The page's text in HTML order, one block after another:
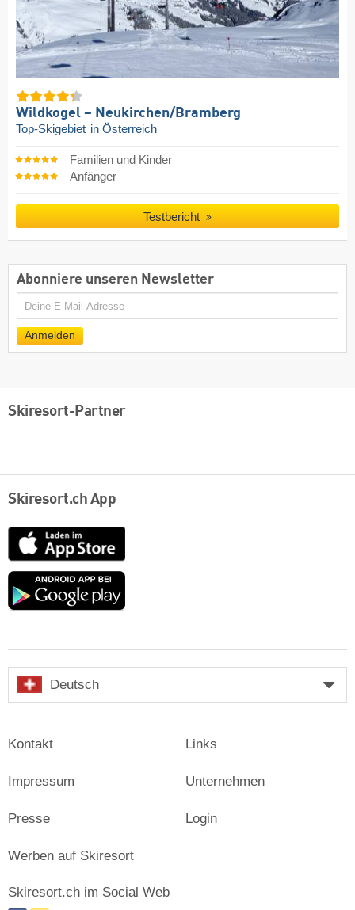
Wildkogel – Neukirchen/​Bramberg
Top-Skigebiet in Österreich
Familien und Kinder
Anfänger
Testbericht
Abonniere unseren Newsletter
E-
Anmelden
Skiresort-Partner
Skiresort.ch App
App
Store
Google
Deutsch
Kontakt
Impressum
Presse
Links
Unternehmen
Login
Werben auf Skiresort
Skiresort.ch im Social Web